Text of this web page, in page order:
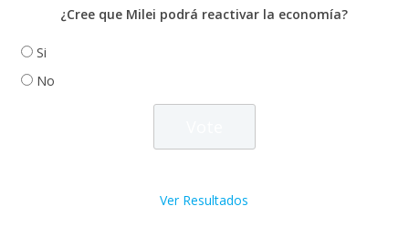
¿Cree que Milei podrá reactivar la economía?
Si
No
Ver Resultados